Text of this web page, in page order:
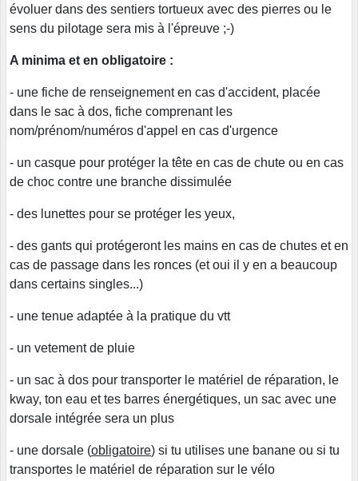
évoluer dans des sentiers tortueux avec des pierres ou le
sens du pilotage sera mis à l'épreuve ;-)
A minima et en obligatoire :
- une fiche de renseignement en cas d'accident, placée
dans le sac à dos, fiche comprenant les
nom/prénom/numéros d'appel en cas d'urgence
- un casque pour protéger la tête en cas de chute ou en cas
de choc contre une branche dissimulée
- des lunettes pour se protéger les yeux,
- des gants qui protégeront les mains en cas de chutes et en
cas de passage dans les ronces (et oui il y en a beaucoup
dans certains singles...)
- une tenue adaptée à la pratique du vtt
- un vetement de pluie
- un sac à dos pour transporter le matériel de réparation, le
kway, ton eau et tes barres énergétiques, un sac avec une
dorsale intégrée sera un plus
- une dorsale (obligatoire) si tu utilises une banane ou si tu
transportes le matériel de réparation sur le vélo